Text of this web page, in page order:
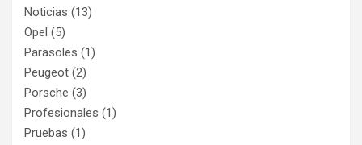
Noticias (13)
Opel (5)
Parasoles (1)
Peugeot (2)
Porsche (3)
Profesionales (1)
Pruebas (1)